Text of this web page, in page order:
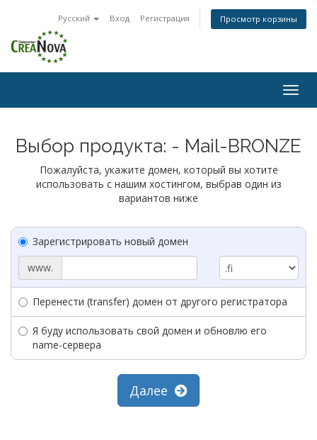
Русский Вход Регистрация Просмотр корзины
Выбор продукта: - Mail-BRONZE
Пожалуйста, укажите домен, который вы хотите
использовать с нашим хостингом, выбрав один из
вариантов ниже
Зарегистрировать новый домен
www.
Перенести (transfer) домен от другого регистратора
Я буду использовать свой домен и обновлю его
name-сервера
Далее